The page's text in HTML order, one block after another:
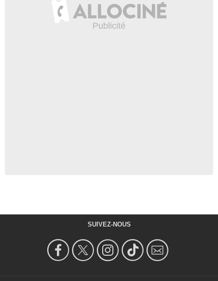
SUIVEZ-NOUS